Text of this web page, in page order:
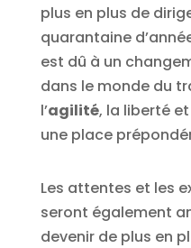
plus en plus de
quarantaine
est dû à un
dans le monde du
l’agilité, la liberté
une place
Les attentes et les
seront également
devenir de plus en